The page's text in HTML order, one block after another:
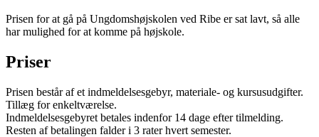
Prisen for at gå på Ungdomshøjskolen ved Ribe er sat lavt, så alle
har mulighed for at komme på højskole.
Priser
Prisen består af et indmeldelsesgebyr, materiale- og kursusudgifter.
Tillæg for enkeltværelse.
Indmeldelsesgebyret betales indenfor 14 dage efter tilmelding.
Resten af betalingen falder i 3 rater hvert semester.